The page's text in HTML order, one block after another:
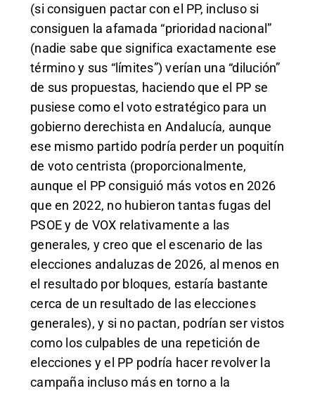
(si consiguen pactar con el PP, incluso si
consiguen la afamada “prioridad nacional”
(nadie sabe que significa exactamente ese
término y sus “límites”) verían una “dilución”
de sus propuestas, haciendo que el PP se
pusiese como el voto estratégico para un
gobierno derechista en Andalucía, aunque
ese mismo partido podría perder un poquitín
de voto centrista (proporcionalmente,
aunque el PP consiguió más votos en 2026
que en 2022, no hubieron tantas fugas del
PSOE y de VOX relativamente a las
generales, y creo que el escenario de las
elecciones andaluzas de 2026, al menos en
el resultado por bloques, estaría bastante
cerca de un resultado de las elecciones
generales), y si no pactan, podrían ser vistos
como los culpables de una repetición de
elecciones y el PP podría hacer revolver la
campaña incluso más en torno a la